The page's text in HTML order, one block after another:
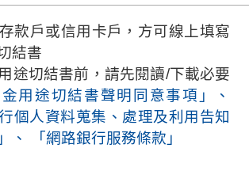
款戶或信用卡戶，方可線上填寫
結書
途切結書前，請先閱讀/下載必要
金用途切結書聲明同意事項」、
行個人資料蒐集、處理及利用告知
、 「網路銀行服務條款」